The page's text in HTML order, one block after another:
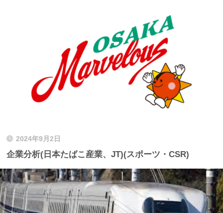
2024年9月2日
企業分析(日本たばこ産業、JT)(スポーツ・CSR)